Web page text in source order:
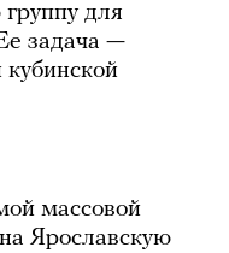
для
задача —
кубинской
массовой
Ярославскую